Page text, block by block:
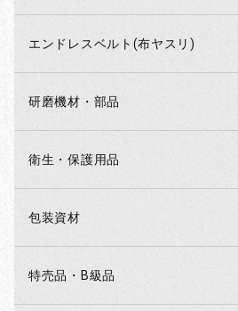
エンドレスベルト(布ヤスリ)
研磨機材・部品
衛生・保護用品
包装資材
特売品・B級品